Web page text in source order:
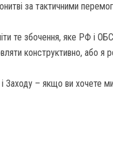
за тактичними
те збочення, яке РФ і
конструктивно, або я
– якщо ви хочете